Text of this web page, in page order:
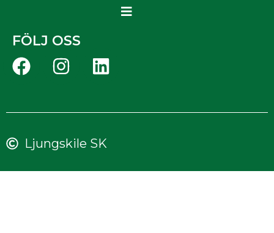
FÖLJ OSS
Ljungskile SK